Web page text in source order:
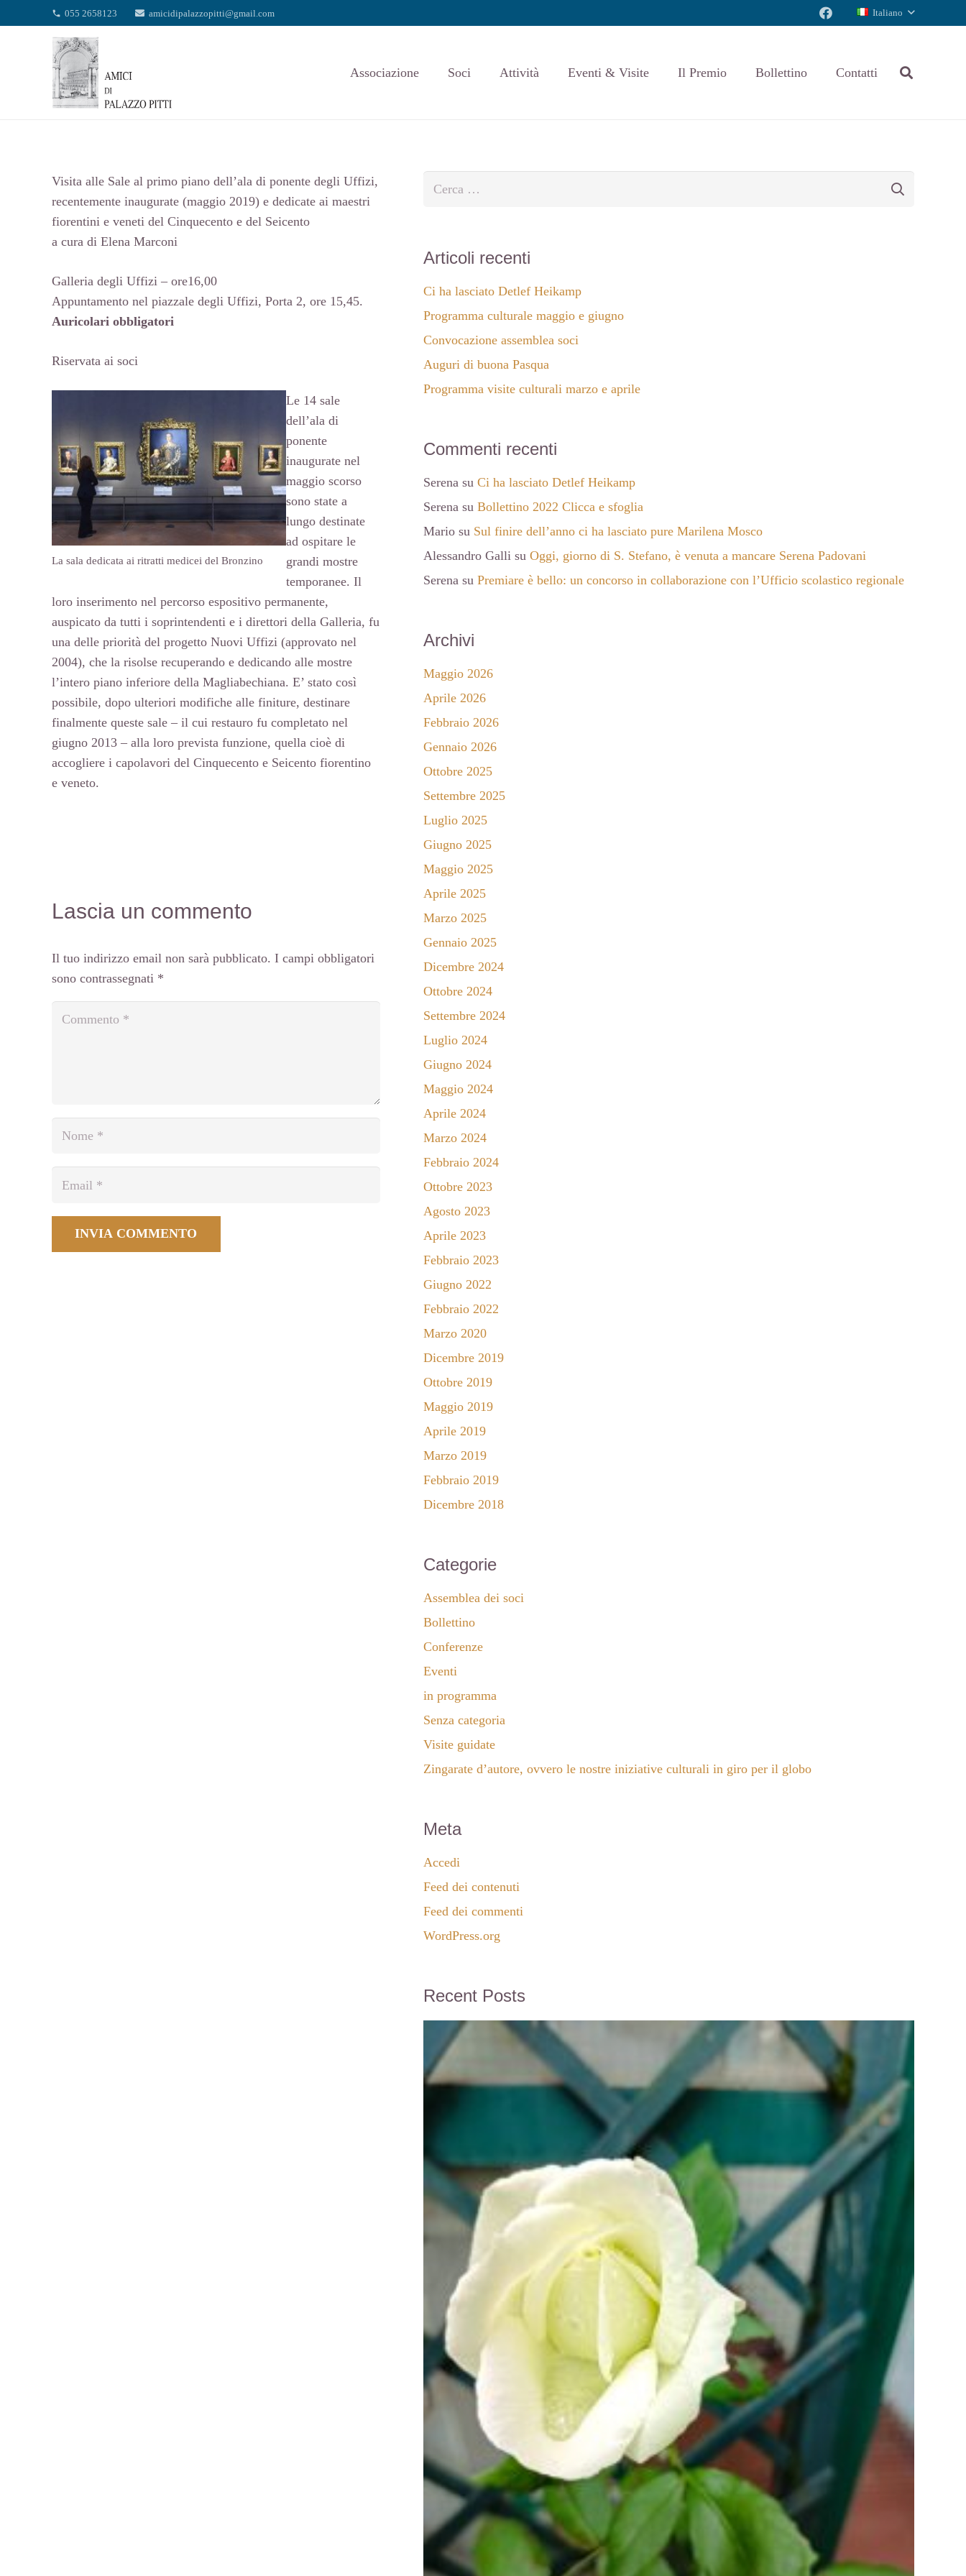
phone 055 2658123 amicidipalazzopitti@gmail.com Italiano
Associazione Soci Attività Eventi & Visite Il Premio Bollettino Contatti
Visita alle Sale al primo piano dell’ala di ponente degli Uffizi,
recentemente inaugurate (maggio 2019) e dedicate ai maestri
fiorentini e veneti del Cinquecento e del Seicento
a cura di Elena Marconi
Galleria degli Uffizi – ore16,00
Appuntamento nel piazzale degli Uffizi, Porta 2, ore 15,45.
Auricolari obbligatori
Riservata ai soci
La sala dedicata ai ritratti medicei del Bronzino
Le 14 sale
dell’ala di
ponente
inaugurate nel
maggio scorso
sono state a
lungo destinate
ad ospitare le
grandi mostre
temporanee. Il
loro inserimento nel percorso espositivo permanente,
auspicato da tutti i soprintendenti e i direttori della Galleria, fu
una delle priorità del progetto Nuovi Uffizi (approvato nel
2004), che la risolse recuperando e dedicando alle mostre
l’intero piano inferiore della Magliabechiana. E’ stato così
possibile, dopo ulteriori modifiche alle finiture, destinare
finalmente queste sale – il cui restauro fu completato nel
giugno 2013 – alla loro prevista funzione, quella cioè di
accogliere i capolavori del Cinquecento e Seicento fiorentino
e veneto.
Lascia un commento
Il tuo indirizzo email non sarà pubblicato. I campi obbligatori
sono contrassegnati *
INVIA COMMENTO
Articoli recenti
Ci ha lasciato Detlef Heikamp
Programma culturale maggio e giugno
Convocazione assemblea soci
Auguri di buona Pasqua
Programma visite culturali marzo e aprile
Commenti recenti
Serenasu Ci ha lasciato Detlef Heikamp
Serenasu Bollettino 2022 Clicca e sfoglia
Mariosu Sul finire dell’anno ci ha lasciato pure Marilena Mosco
Alessandro Gallisu Oggi, giorno di S. Stefano, è venuta a mancare Serena Padovani
Serenasu Premiare è bello: un concorso in collaborazione con l’Ufficio scolastico regionale
Archivi
Maggio 2026
Aprile 2026
Febbraio 2026
Gennaio 2026
Ottobre 2025
Settembre 2025
Luglio 2025
Giugno 2025
Maggio 2025
Aprile 2025
Marzo 2025
Gennaio 2025
Dicembre 2024
Ottobre 2024
Settembre 2024
Luglio 2024
Giugno 2024
Maggio 2024
Aprile 2024
Marzo 2024
Febbraio 2024
Ottobre 2023
Agosto 2023
Aprile 2023
Febbraio 2023
Giugno 2022
Febbraio 2022
Marzo 2020
Dicembre 2019
Ottobre 2019
Maggio 2019
Aprile 2019
Marzo 2019
Febbraio 2019
Dicembre 2018
Categorie
Assemblea dei soci
Bollettino
Conferenze
Eventi
in programma
Senza categoria
Visite guidate
Zingarate d’autore, ovvero le nostre iniziative culturali in giro per il globo
Meta
Accedi
Feed dei contenuti
Feed dei commenti
WordPress.org
Recent Posts